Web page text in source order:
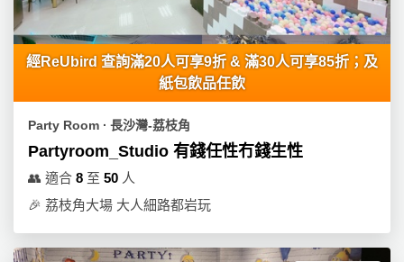
經ReUbird 查詢滿20人可享9折 & 滿30人可享85折；及
紙包飲品任飲
Party Room ∙ 長沙灣-荔枝角
Partyroom_Studio 有錢任性冇錢生性
👥 適合 8 至 50 人
🎉 荔枝角大場 大人細路都岩玩